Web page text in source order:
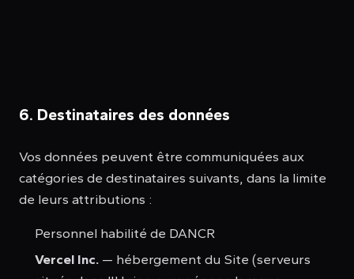
6. Destinataires des données
Vos données peuvent être communiquées aux
catégories de destinataires suivants, dans la limite
de leurs attributions :
Personnel habilité de DANCR
Vercel Inc. — hébergement du Site (serveurs